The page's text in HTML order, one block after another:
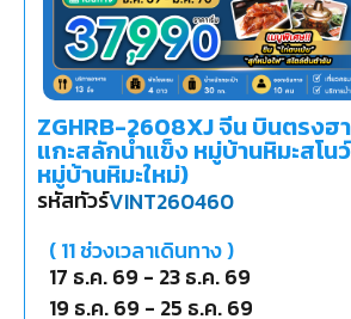
ZGHRB-2608XJ จีน บินตรงฮ
แกะสลักน้ำแข็ง หมู่บ้านหิมะสโน
หมู่บ้านหิมะใหม่)
รหัสทัวร์VINT260460
(11ช่วงเวลาเดินทาง )
17 ธ.ค. 69 - 23 ธ.ค. 69
19 ธ.ค. 69 - 25 ธ.ค. 69